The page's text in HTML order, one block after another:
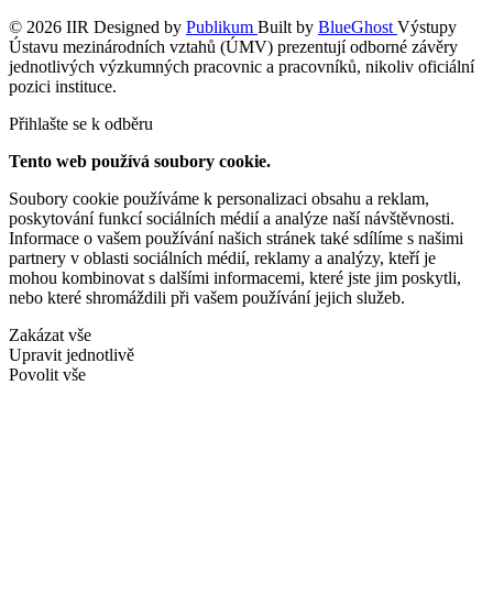
© 2026 IIR Designed by Publikum Built by BlueGhost Výstupy
Ústavu mezinárodních vztahů (ÚMV) prezentují odborné závěry
jednotlivých výzkumných pracovnic a pracovníků, nikoliv oficiální
pozici instituce.
Přihlašte se k odběru
Tento web používá soubory cookie.
Soubory cookie používáme k personalizaci obsahu a reklam,
poskytování funkcí sociálních médií a analýze naší návštěvnosti.
Informace o vašem používání našich stránek také sdílíme s našimi
partnery v oblasti sociálních médií, reklamy a analýzy, kteří je
mohou kombinovat s dalšími informacemi, které jste jim poskytli,
nebo které shromáždili při vašem používání jejich služeb.
Zakázat vše
Upravit jednotlivě
Povolit vše